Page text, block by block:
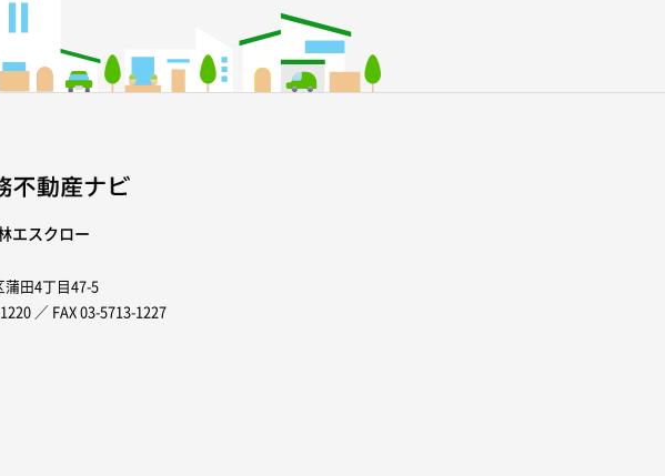
エスクロー
蒲田4丁目47-5
／ FAX 03-5713-1227